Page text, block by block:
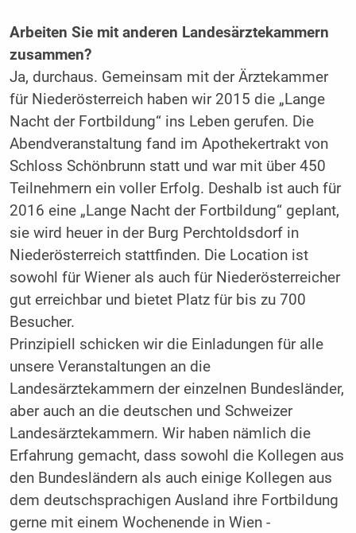
Arbeiten Sie mit anderen Landesärztekammern
zusammen?
Ja, durchaus. Gemeinsam mit der Ärzte­kammer
für Niederösterreich haben wir 2015 die „Lange
Nacht der Fortbildung“ ins Leben gerufen. Die
Abendveranstaltung fand im Apothekertrakt von
Schloss Schönbrunn statt und war mit über 450
Teilnehmern ein voller Erfolg. Deshalb ist auch für
2016 eine „Lange Nacht der Fortbildung“ geplant,
sie wird heuer in der Burg Perchtoldsdorf in
Niederösterreich stattfinden. Die Location ist
sowohl für Wiener als auch für ­Niederösterreicher
gut erreichbar und bietet Platz für bis zu 700
Besucher.
Prinzipiell schicken wir die Einladungen für alle
unsere Veranstaltungen an die
Landesärztekammern der einzelnen Bundesländer,
aber auch an die deutschen und Schweizer
Landesärztekammern. Wir haben nämlich die
Erfahrung gemacht, dass sowohl die Kollegen aus
den Bundesländern als auch einige Kollegen aus
dem deutschsprachigen Ausland ihre Fortbildung
gerne mit einem Wochenende in Wien ­